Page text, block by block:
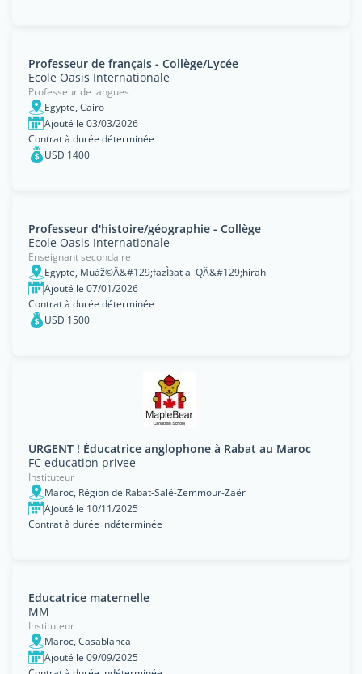
Professeur de français - Collège/Lycée
Ecole Oasis Internationale
Professeur de langues
Egypte, Cairo
Ajouté le 03/03/2026
Contrat à durée déterminée
USD 1400
Professeur d'histoire/géographie - Collège
Ecole Oasis Internationale
Enseignant secondaire
Egypte, Muáž©Ä&#129;fazÌ§at al QÄ&#129;hirah
Ajouté le 07/01/2026
Contrat à durée déterminée
USD 1500
URGENT ! Éducatrice anglophone à Rabat au Maroc
FC education privee
Instituteur
Maroc, Région de Rabat-Salé-Zemmour-Zaër
Ajouté le 10/11/2025
Contrat à durée indéterminée
Educatrice maternelle
MM
Instituteur
Maroc, Casablanca
Ajouté le 09/09/2025